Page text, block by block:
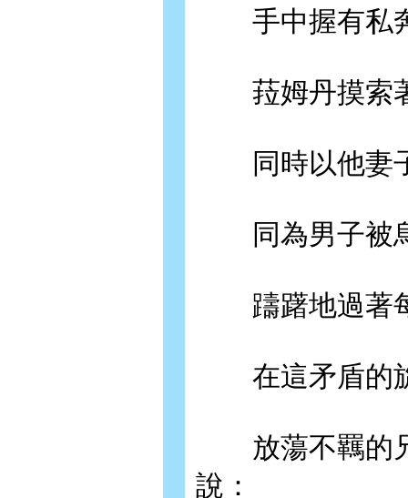
手中握有私奔
菈姆丹摸索
同時以他妻子
同為男子被烏
躊躇地過著
在這矛盾的
放蕩不羈的兄
說：